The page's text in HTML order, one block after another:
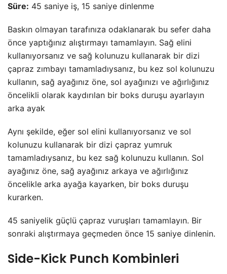
Süre: 45 saniye iş, 15 saniye dinlenme
Baskın olmayan tarafınıza odaklanarak bu sefer daha
önce yaptığınız alıştırmayı tamamlayın. Sağ elini
kullanıyorsanız ve sağ kolunuzu kullanarak bir dizi
çapraz zımbayı tamamladıysanız, bu kez sol kolunuzu
kullanın, sağ ayağınız öne, sol ayağınızı ve ağırlığınız
öncelikli olarak kaydırılan bir boks duruşu ayarlayın
arka ayak
Aynı şekilde, eğer sol elini kullanıyorsanız ve sol
kolunuzu kullanarak bir dizi çapraz yumruk
tamamladıysanız, bu kez sağ kolunuzu kullanın. Sol
ayağınız öne, sağ ayağınız arkaya ve ağırlığınız
öncelikle arka ayağa kayarken, bir boks duruşu
kurarken.
45 saniyelik güçlü çapraz vuruşları tamamlayın. Bir
sonraki alıştırmaya geçmeden önce 15 saniye dinlenin.
Side-Kick Punch Kombinleri